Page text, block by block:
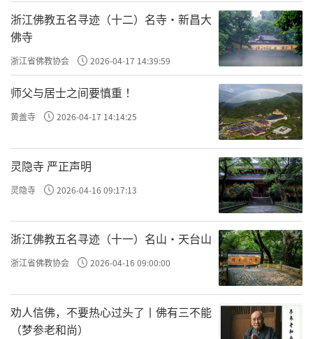
浙江佛教五名寻迹（十二）名寺·新昌大
佛寺
浙江省佛教协会 2026-04-17 14:39:59
师父与居士之间要慎重 ！
黄盖寺 2026-04-17 14:14:25
灵隐寺 严正声明
灵隐寺 2026-04-16 09:17:13
浙江佛教五名寻迹（十一）名山·天台山
浙江省佛教协会 2026-04-16 09:00:00
劝人信佛，不要热心过头了丨佛有三不能
（梦参老和尚）